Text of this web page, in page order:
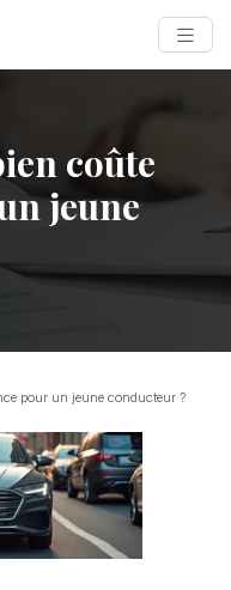
coûte
jeune
pour un jeune conducteur ?